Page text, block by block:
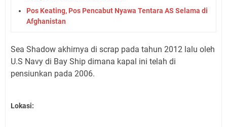
Pos Keating, Pos Pencabut Nyawa Tentara AS Selama di
Afghanistan
Sea Shadow akhirnya di scrap pada tahun 2012 lalu oleh
U.S Navy di Bay Ship dimana kapal ini telah di
pensiunkan pada 2006.
Lokasi: